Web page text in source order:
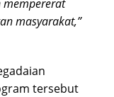
mempererat
masyarakat,”
tersebut